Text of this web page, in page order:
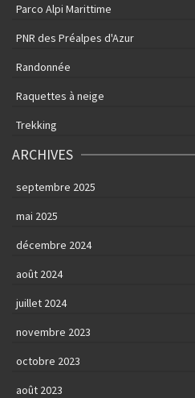
Parco Alpi Marittime
PNR des Préalpes d'Azur
Randonnée
Raquettes à neige
Trekking
ARCHIVES
septembre 2025
mai 2025
décembre 2024
août 2024
juillet 2024
novembre 2023
octobre 2023
août 2023